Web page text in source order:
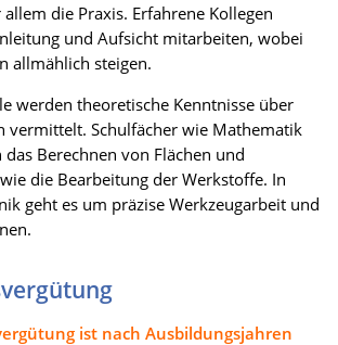
die Praxis. Erfahrene Kollegen
und Aufsicht mitarbeiten, wobei
allmählich steigen.
werden theoretische Kenntnisse über
vermittelt. Schulfächer wie Mathematik
Berechnen von Flächen und
die Bearbeitung der Werkstoffe. In
geht es um präzise Werkzeugarbeit und
ist nach Ausbildungsjahren